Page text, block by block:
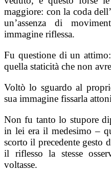
maggiore: con la coda
un’assenza di
immagine riflessa.
Fu questione di un
quella staticità che non
Voltò lo sguardo al
sua immagine fissarla
Non fu tanto lo stupore
in lei era il medesimo –
scorto il precedente gesto
il riflesso la stesse
voltasse.